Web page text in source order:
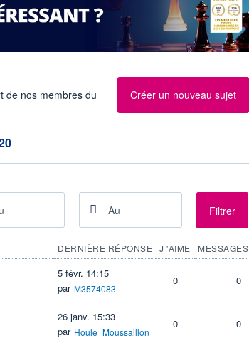
de nos membres du
Créer un nouveau sujet
Filtrer
DERNIÈRE RÉPONSE J 'AIME MESSAGES
5 févr. 14:15
par M3574083
0 0
26 janv. 15:33
par Houle_Moussaillon
0 0